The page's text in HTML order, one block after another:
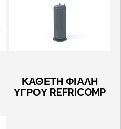
ΚΑΘΕΤΗ ΦΙΑΛΗ
ΥΓΡΟΥ REFRICOMP